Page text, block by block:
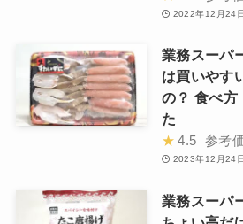
2022年12月24日
業務スーパ
は買いやす
の？ 食べ方
た
★ 4.5 参考
2023年12月24日
業務スーパ